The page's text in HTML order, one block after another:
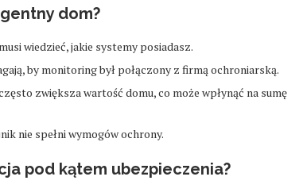
dom?
wiedzieć, jakie systemy posiadasz.
by monitoring był połączony z firmą ochroniarską.
zwiększa wartość domu, co może wpłynąć na sumę
nie spełni wymogów ochrony.
pod kątem ubezpieczenia?